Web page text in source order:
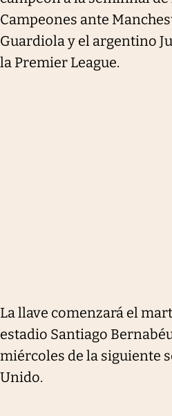
Campeones ante
Guardiola y el argentino
la Premier League.
La llave comenzará el
estadio Santiago
miércoles de la siguiente
Unido.